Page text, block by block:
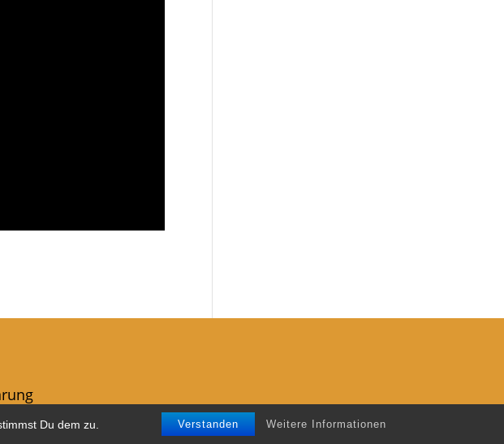
Du dem zu. Verstanden Weitere Informationen